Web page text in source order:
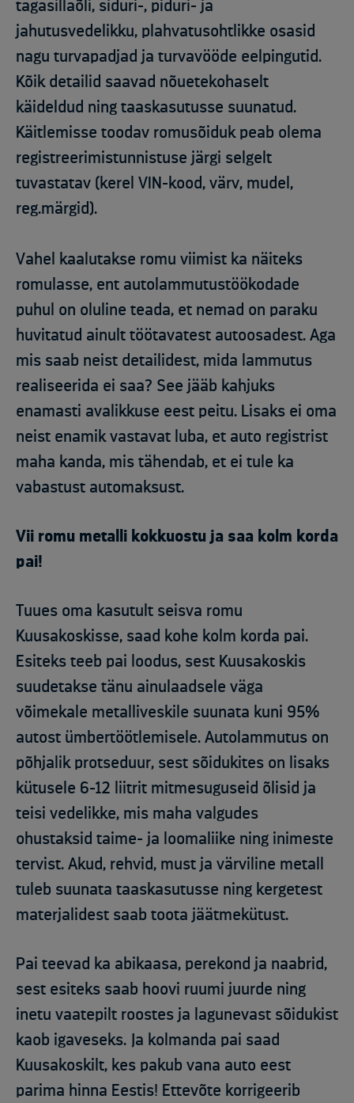
tagasillaõli, siduri-, piduri- ja
jahutusvedelikku, plahvatusohtlikke osasid
nagu turvapadjad ja turvavööde eelpingutid.
Kõik detailid saavad nõuetekohaselt
käideldud ning taaskasutusse suunatud.
Käitlemisse toodav romusõiduk peab olema
registreerimistunnistuse järgi selgelt
tuvastatav (kerel VIN-kood, värv, mudel,
reg.märgid).
Vahel kaalutakse romu viimist ka näiteks
romulasse, ent autolammutustöökodade
puhul on oluline teada, et nemad on paraku
huvitatud ainult töötavatest autoosadest. Aga
mis saab neist detailidest, mida lammutus
realiseerida ei saa? See jääb kahjuks
enamasti avalikkuse eest peitu. Lisaks ei oma
neist enamik vastavat luba, et auto registrist
maha kanda, mis tähendab, et ei tule ka
vabastust automaksust.
Vii romu metalli kokkuostu ja saa kolm korda
pai!
Tuues oma kasutult seisva romu
Kuusakoskisse, saad kohe kolm korda pai.
Esiteks teeb pai loodus, sest Kuusakoskis
suudetakse tänu ainulaadsele väga
võimekale metalliveskile suunata kuni 95%
autost ümbertöötlemisele. Autolammutus on
põhjalik protseduur, sest sõidukites on lisaks
kütusele 6-12 liitrit mitmesuguseid õlisid ja
teisi vedelikke, mis maha valgudes
ohustaksid taime- ja loomaliike ning inimeste
tervist. Akud, rehvid, must ja värviline metall
tuleb suunata taaskasutusse ning kergetest
materjalidest saab toota jäätmekütust.
Pai teevad ka abikaasa, perekond ja naabrid,
sest esiteks saab hoovi ruumi juurde ning
inetu vaatepilt roostes ja lagunevast sõidukist
kaob igaveseks. Ja kolmanda pai saad
Kuusakoskilt, kes pakub vana auto eest
parima hinna Eestis! Ettevõte korrigeerib